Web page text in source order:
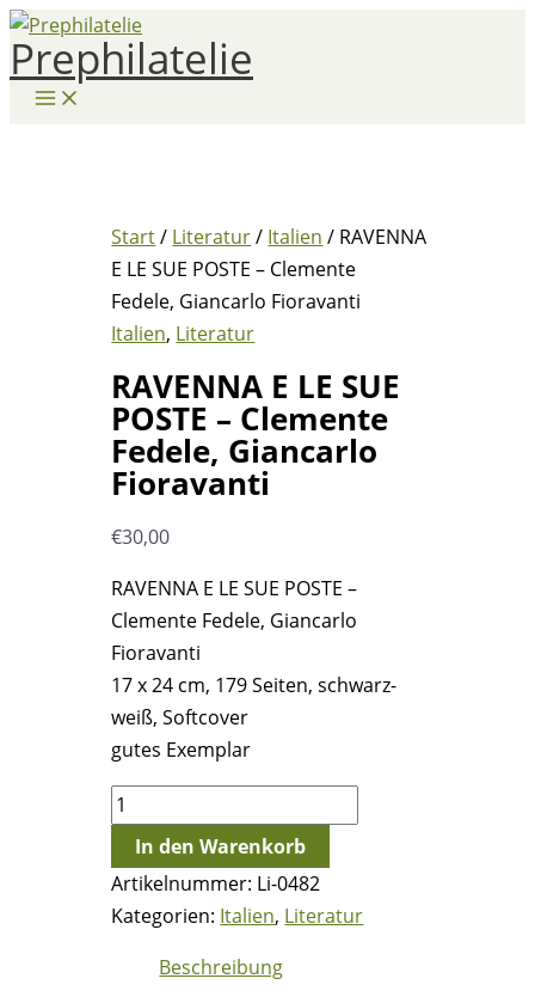
Zum
Inhalt
springen
Prephilatelie
Start/ Literatur/ Italien / RAVENNA
E LE SUE POSTE – Clemente
Fedele, Giancarlo Fioravanti
Italien, Literatur
RAVENNA E LE SUE
POSTE – Clemente
Fedele, Giancarlo
Fioravanti
€30,00
RAVENNA E LE SUE POSTE –
Clemente Fedele, Giancarlo
Fioravanti
17 x 24 cm, 179 Seiten, schwarz-
weiß, Softcover
gutes Exemplar
RAVENNA
E
LE
SUE
POSTE
In den Warenkorb
Artikelnummer: Li-0482
Kategorien: Italien, Literatur
Beschreibung